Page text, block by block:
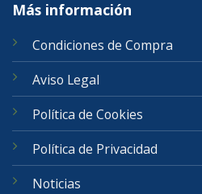
Más información
Condiciones de Compra
Aviso Legal
Política de Cookies
Política de Privacidad
Noticias